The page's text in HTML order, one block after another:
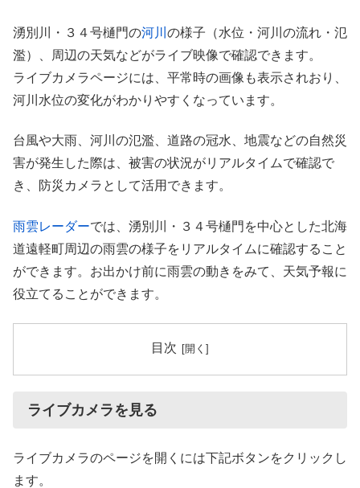
湧別川・３４号樋門の河川 の様子（水位・河川の流れ・氾
濫）、周辺の天気などがライブ映像で確認できます。
ライブカメラページには、平常時の画像も表示されおり、
河川水位の変化がわかりやすくなっています。
台風や大雨、河川の氾濫、道路の冠水、地震などの自然災
害が発生した際は、被害の状況がリアルタイムで確認で
き、防災カメラとして活用できます。
雨雲レーダーでは、湧別川・３４号樋門を中心とした北海
道遠軽町周辺の雨雲の様子をリアルタイムに確認すること
ができます。お出かけ前に雨雲の動きをみて、天気予報に
役立てることができます。
目次
ライブカメラを見る
ライブカメラのページを開くには下記ボタンをクリックし
ます。